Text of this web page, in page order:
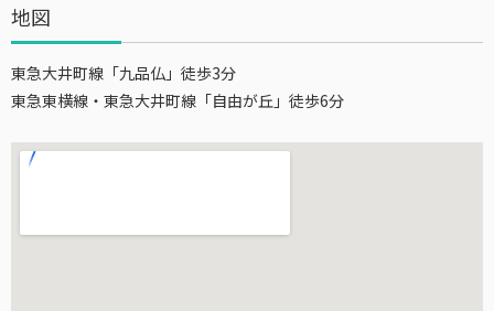
地図
東急大井町線「九品仏」徒歩3分
東急東横線・東急大井町線「自由が丘」徒歩6分